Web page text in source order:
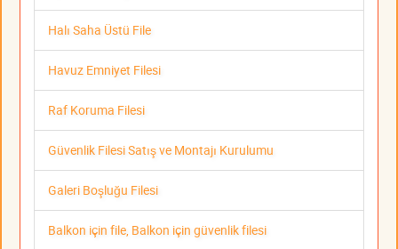
Halı Saha Üstü File
Havuz Emniyet Filesi
Raf Koruma Filesi
Güvenlik Filesi Satış ve Montajı Kurulumu
Galeri Boşluğu Filesi
Balkon için file, Balkon için güvenlik filesi